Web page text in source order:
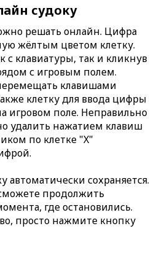
судоку
решать онлайн. Цифра
жёлтым цветом клетку.
клавиатуры, так и кликнув
с игровым полем.
клавишами
клетку для ввода цифры
игровом поле. Неправильно
удалить нажатием клавиш
по клетке "X"
автоматически сохраняется.
продолжить
где остановились.
просто нажмите кнопку